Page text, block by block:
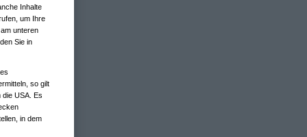
Inhalte
um Ihre
unteren
Sie in
so gilt
die USA. Es
in dem